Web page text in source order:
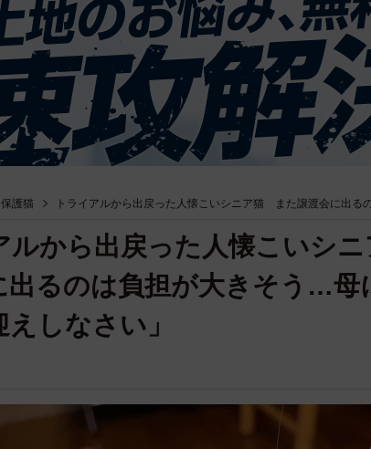
護猫 トライアルから出戻った人懐こいシニア猫 また譲渡会に出る
ルから出戻った人懐こいシ
出るのは負担が大きそう…母
えしなさい」